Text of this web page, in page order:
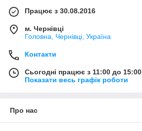
Працює з 30.08.2016
м. Чернівці
Головна, Чернівці, Україна
Контакти
Сьогодні працює з 11:00 до 15:00
Показати весь графік роботи
Про нас